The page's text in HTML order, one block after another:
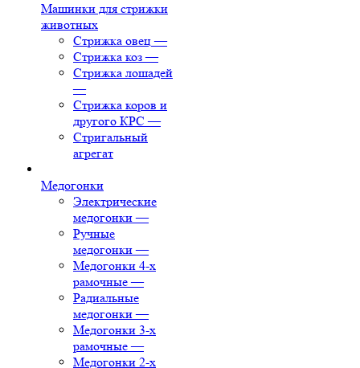
Машинки для стрижки
животных
Стрижка овец —
Стрижка коз —
Стрижка лошадей
—
Стрижка коров и
другого КРС —
Стригальный
агрегат
Медогонки
Электрические
медогонки —
Ручные
медогонки —
Медогонки 4-х
рамочные —
Радиальные
медогонки —
Медогонки 3-х
рамочные —
Медогонки 2-х